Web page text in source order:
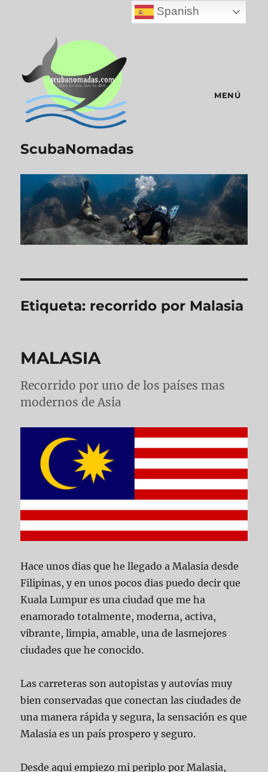
ScubaNomadas
MENÚ
Etiqueta: recorrido por Malasia
MALASIA
Recorrido por uno de los países mas
modernos de Asia
Hace unos dias que he llegado a Malasia desde
Filipinas, y en unos pocos dias puedo decir que
Kuala Lumpur es una ciudad que me ha
enamorado totalmente, moderna, activa,
vibrante, limpia, amable, una de lasmejores
ciudades que he conocido.
Las carreteras son autopistas y autovías muy
bien conservadas que conectan las ciudades de
una manera rápida y segura, la sensación es que
Malasia es un país prospero y seguro.
Desde aqui empiezo mi periplo por Malasia,
Spanish